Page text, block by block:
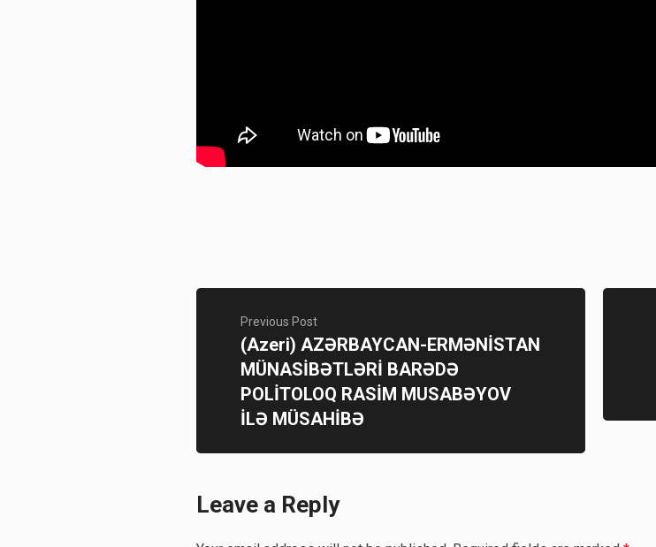
Previous Post
(Azeri) AZƏRBAYCAN-ERMƏNİSTAN
MÜNASİBƏTLƏRİ BARƏDƏ
POLİTOLOQ RASİM MUSABƏYOV
İLƏ MÜSAHİBƏ
Leave a Reply